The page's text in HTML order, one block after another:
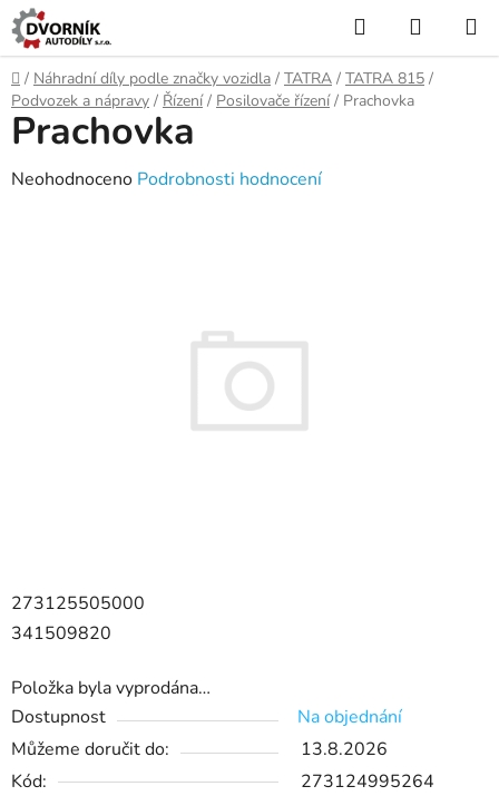
Přejít
na
obsah
Hledat
KOŠÍK
Domů
/ Náhradní díly podle značky vozidla / TATRA / TATRA 815 /
Podvozek a nápravy / Řízení / Posilovače řízení / Prachovka
273125505000
341509820
Položka byla vyprodána…
Dostupnost
Na objednání
Můžeme doručit do:
13.8.2026
Kód:
273124995264
Prachovka
Průměrné
Neohodnoceno Podrobnosti hodnocení